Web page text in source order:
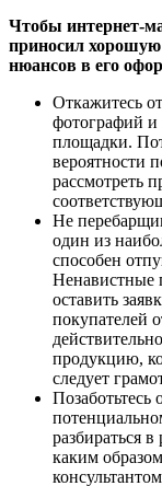
Чтобы интернет-
приносил
нюансов в его
Откажитесь
фотографий и
площадки.
вероятности
рассмотреть
Не
один из
способен
Ненавистные
оставить
покупателей
продукцию,
следует
разбираться в
каким